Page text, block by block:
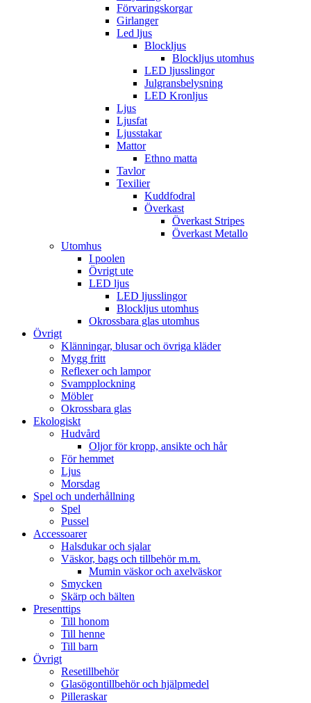
Förvaringskorgar
Girlanger
Led ljus
Blockljus
Blockljus utomhus
LED ljusslingor
Julgransbelysning
LED Kronljus
Ljus
Ljusfat
Ljusstakar
Mattor
Ethno matta
Tavlor
Texilier
Kuddfodral
Överkast
Överkast Stripes
Överkast Metallo
Utomhus
I poolen
Övrigt ute
LED ljus
LED ljusslingor
Blockljus utomhus
Okrossbara glas utomhus
Övrigt
Klänningar, blusar och övriga kläder
Mygg fritt
Reflexer och lampor
Svampplockning
Möbler
Okrossbara glas
Ekologiskt
Hudvård
Oljor för kropp, ansikte och hår
För hemmet
Ljus
Morsdag
Spel och underhållning
Spel
Pussel
Accessoarer
Halsdukar och sjalar
Väskor, bags och tillbehör m.m.
Mumin väskor och axelväskor
Smycken
Skärp och bälten
Presenttips
Till honom
Till henne
Till barn
Övrigt
Resetillbehör
Glasögontillbehör och hjälpmedel
Pilleraskar